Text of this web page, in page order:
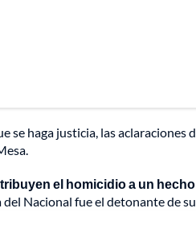
se haga justicia, las
el homicidio a un
Nacional fue el detonante de